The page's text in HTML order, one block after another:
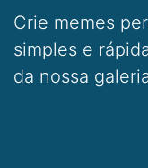
Crie memes
simples e
da nossa